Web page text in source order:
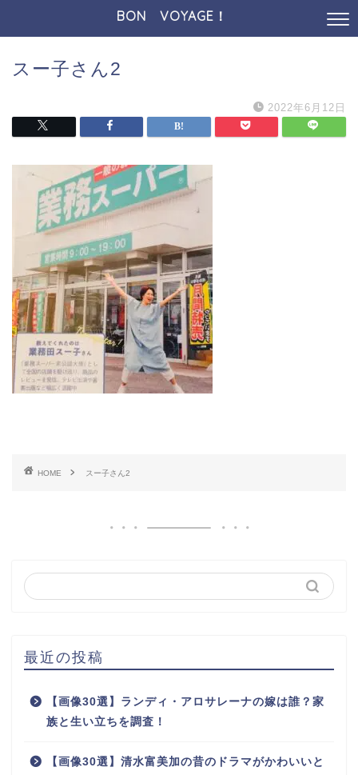
BON VOYAGE！
スー子さん2
2022年6月12日
HOME スー子さん2
最近の投稿
【画像30選】ランディ・アロサレーナの嫁は誰？家
族と生い立ちを調査！
【画像30選】清水富美加の昔のドラマがかわいいと